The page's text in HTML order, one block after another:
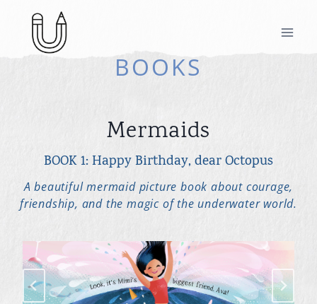
content
BOOKS
Mermaids
BOOK 1: Happy Birthday, dear Octopus
A beautiful mermaid picture book about courage,
friendship, and the magic of the underwater world.